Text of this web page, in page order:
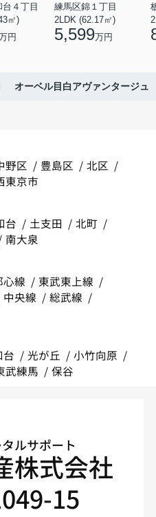
４丁目
㎡)
円
練馬区錦１丁目
2LDK (62.17㎡)
5,599万円
オーベル目白アヴァンタージュ
野区 豊島区
北区
東京市
台 土支田
北町
南大泉
心線
東武東上線
中央線
総武線
台 光が丘
小竹向原
武練馬 保谷
ルサポート
株式会社
15